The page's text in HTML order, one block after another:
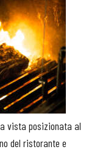
vista posizionata al
del ristorante e